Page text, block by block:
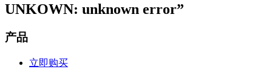
UNKOWN: unknown error”
产品
立即购买